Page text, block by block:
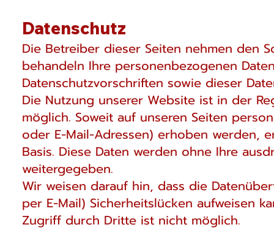
Datenschutz
Die Betreiber dieser Seiten nehmen den
behandeln Ihre personenbezogenen
Datenschutzvorschriften sowie dieser
Die Nutzung unserer Website ist in der
möglich. Soweit auf unseren Seiten
oder E-Mail-Adressen) erhoben werden,
Basis. Diese Daten werden ohne Ihre
weitergegeben.
Wir weisen darauf hin, dass die
per E-Mail) Sicherheitslücken aufweisen
Zugriff durch Dritte ist nicht möglich.